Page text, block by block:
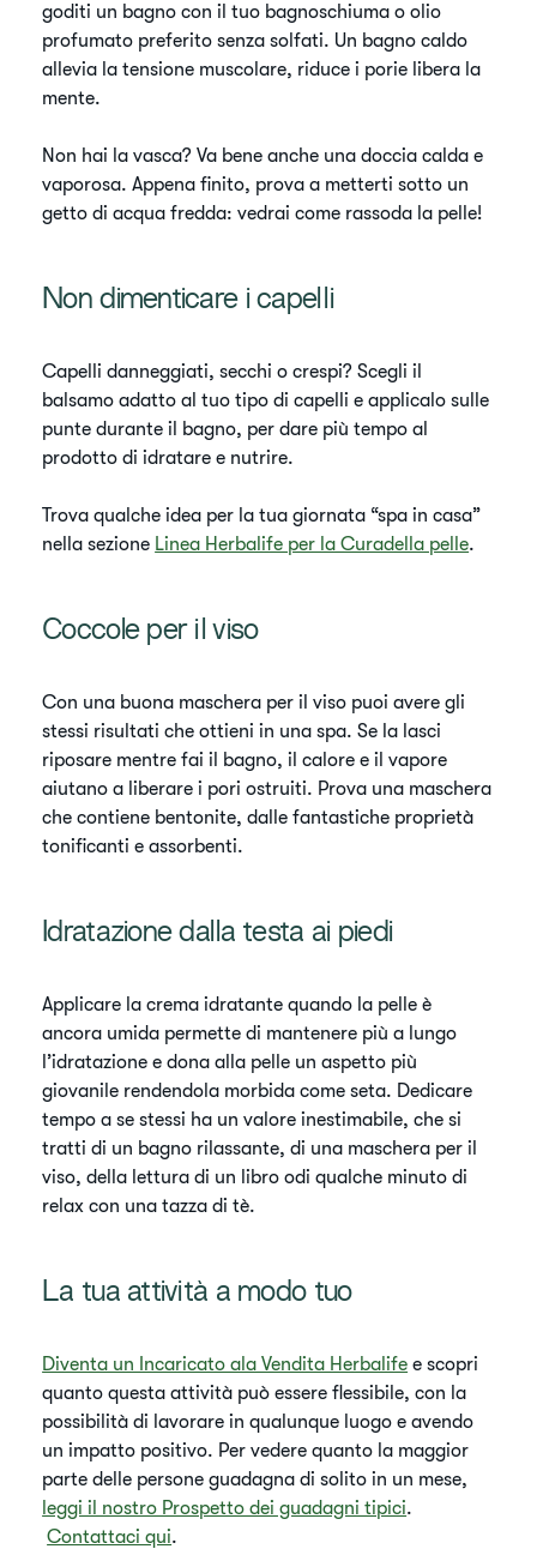
goditi un bagno con il tuo bagnoschiuma o olio
profumato preferito senza solfati. Un bagno caldo
allevia la tensione muscolare, riduce i porie libera la
mente.
Non hai la vasca? Va bene anche una doccia calda e
vaporosa. Appena finito, prova a metterti sotto un
getto di acqua fredda: vedrai come rassoda la pelle!
Non dimenticare i capelli
Capelli danneggiati, secchi o crespi? Scegli il
balsamo adatto al tuo tipo di capelli e applicalo sulle
punte durante il bagno, per dare più tempo al
prodotto di idratare e nutrire.
Trova qualche idea per la tua giornata “spa in casa”
nella sezione Linea Herbalife per la Curadella pelle.
Coccole per il viso
Con una buona maschera per il viso puoi avere gli
stessi risultati che ottieni in una spa. Se la lasci
riposare mentre fai il bagno, il calore e il vapore
aiutano a liberare i pori ostruiti. Prova una maschera
che contiene bentonite, dalle fantastiche proprietà
tonificanti e assorbenti.
Idratazione dalla testa ai piedi
Applicare la crema idratante quando la pelle è
ancora umida permette di mantenere più a lungo
l’idratazione e dona alla pelle un aspetto più
giovanile rendendola morbida come seta. Dedicare
tempo a se stessi ha un valore inestimabile, che si
tratti di un bagno rilassante, di una maschera per il
viso, della lettura di un libro odi qualche minuto di
relax con una tazza di tè.
La tua attività a modo tuo
Diventa un Incaricato ala Vendita Herbalife e scopri
quanto questa attività può essere flessibile, con la
possibilità di lavorare in qualunque luogo e avendo
un impatto positivo. Per vedere quanto la maggior
parte delle persone guadagna di solito in un mese,
leggi il nostro Prospetto dei guadagni tipici.
Contattaci qui.